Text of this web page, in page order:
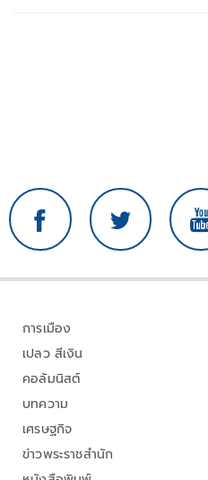
การเมือง
เปลว สีเงิน
คอลัมนิสต์
บทความ
เศรษฐกิจ
ข่าวพระราชสำนัก